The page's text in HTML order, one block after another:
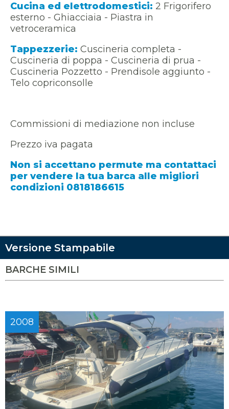
Cucina ed elettrodomestici: 2 Frigorifero
esterno - Ghiacciaia - Piastra in
vetroceramica
Tappezzerie: Cuscineria completa -
Cuscineria di poppa - Cuscineria di prua -
Cuscineria Pozzetto - Prendisole aggiunto -
Telo copriconsolle
Commissioni di mediazione non incluse
Prezzo iva pagata
Non si accettano permute ma contattaci
per vendere la tua barca alle migliori
condizioni 0818186615
Versione Stampabile
BARCHE SIMILI
2008